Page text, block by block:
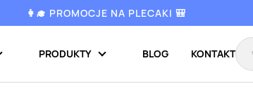
👩‍🎓 PROMOCJE NA PLECAKI 🎒
PRODUKTY BLOG KONTAKT